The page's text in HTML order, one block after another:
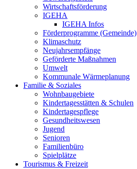
Wirtschaftsförderung
IGEHA
IGEHA Infos
Förderprogramme (Gemeinde)
Klimaschutz
Neujahrsempfänge
Geförderte Maßnahmen
Umwelt
Kommunale Wärmeplanung
Familie & Soziales
Wohnbaugebiete
Kindertagesstätten & Schulen
Kindertagespflege
Gesundheitswesen
Jugend
Senioren
Familienbüro
Spielplätze
Tourismus & Freizeit